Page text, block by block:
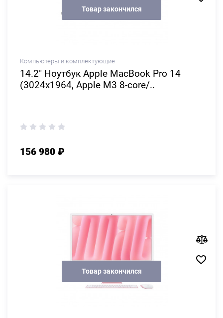
Товар закончился
Компьютеры и комплектующие
14.2" Ноутбук Apple MacBook Pro 14
(3024x1964, Apple M3 8-core/..
156 980 ₽
Товар закончился